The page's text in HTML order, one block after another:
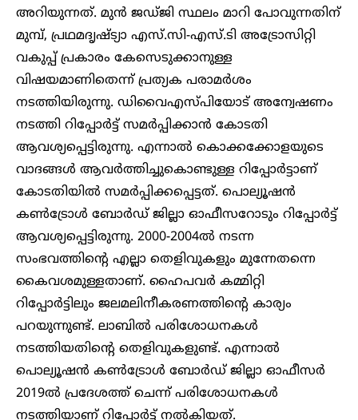
അറിയുന്നത്. മുന്‍ ജഡ്ജി സ്ഥലം മാറി പോവുന്നതിന്
മുമ്പ്, പ്രഥമദൃഷ്ട്യാ എസ്.സി-എസ്.‌ടി അട്രോസിറ്റി
വകുപ്പ് പ്രകാരം കേസെടുക്കാനുള്ള
വിഷയമാണിതെന്ന് പ്രത്യക പരാമര്‍ശം
നടത്തിയിരുന്നു. ഡിവൈഎസ്പിയോട് അന്വേഷണം
നടത്തി റിപ്പോര്‍ട്ട് സമര്‍പ്പിക്കാന്‍ കോടതി
ആവശ്യപ്പെട്ടിരുന്നു. എന്നാല്‍ കൊക്കക്കോളയുടെ
വാദങ്ങൾ ആവര്‍ത്തിച്ചുകൊണ്ടുള്ള റിപ്പോര്‍ട്ടാണ്
കോടതിയില്‍ സമര്‍പ്പിക്കപ്പെട്ടത്. പൊല്യൂഷന്‍
കണ്‍ട്രോള്‍ ബോര്‍ഡ് ജില്ലാ ഓഫീസറോടും റിപ്പോര്‍ട്ട്
ആവശ്യപ്പെട്ടിരുന്നു. 2000-2004ല്‍ നടന്ന
സംഭവത്തിന്റെ എല്ലാ തെളിവുകളും മുന്നേതന്നെ
കൈവശമുള്ളതാണ്. ഹൈപവര്‍ കമ്മിറ്റി
റിപ്പോര്‍ട്ടിലും ജലമലിനീകരണത്തിന്റെ കാര്യം
പറയുന്നുണ്ട്. ലാബില്‍ പരിശോധനകള്‍
നടത്തിയതിന്റെ തെളിവുകളുണ്ട്. എന്നാല്‍
പൊല്യൂഷൻ കൺട്രോൾ ബോർഡ് ജില്ലാ ഓഫീസര്‍
2019ല്‍ പ്രദേശത്ത് ചെന്ന് പരിശോധനകള്‍
നടത്തിയാണ് റിപ്പോര്‍ട്ട് നല്‍കിയത്.